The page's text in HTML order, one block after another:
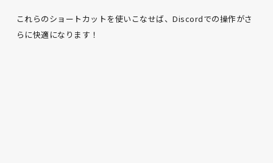
これらのショートカットを使いこなせば、Discordでの操作がさ
らに快適になります！